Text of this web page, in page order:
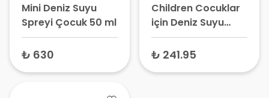
Mini Deniz Suyu
Spreyi Çocuk 50 ml
₺ 630
Children Cocuklar
için Deniz Suyu
Burun Spreyi 125 ml
₺ 241.95